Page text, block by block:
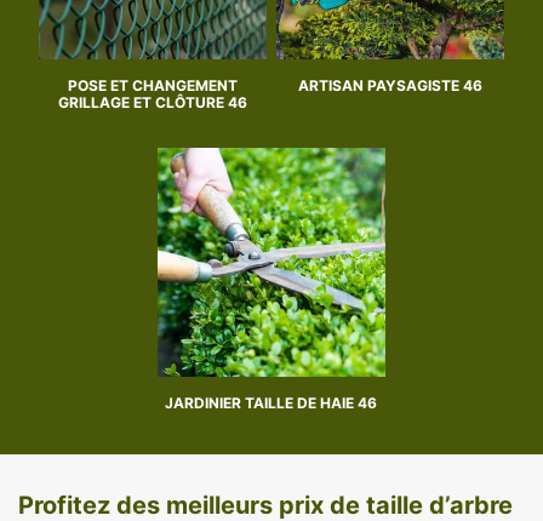
POSE ET CHANGEMENT
GRILLAGE ET CLÔTURE 46
ARTISAN PAYSAGISTE 46
JARDINIER TAILLE DE HAIE 46
Profitez des meilleurs prix de taille d’arbre